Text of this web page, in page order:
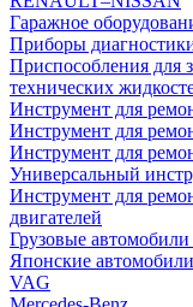
Гаражное
Приборы
Приспособления для
технических
Инструмент для
Инструмент для
Инструмент для
Универсальный
Инструмент для
двигателей
Грузовые
Японские автомобили
VAG